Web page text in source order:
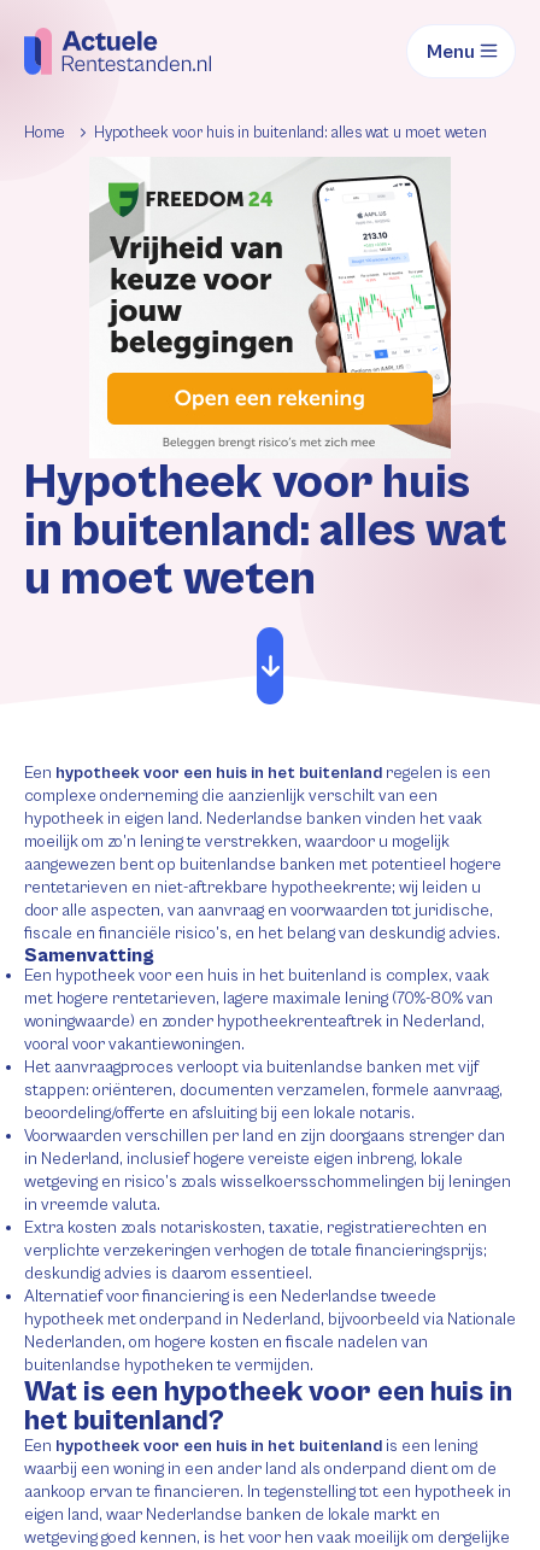
Menu
Home Hypotheek voor huis in buitenland: alles wat u moet weten
Hypotheek voor huis
in buitenland: alles wat
u moet weten
Een hypotheek voor een huis in het buitenland regelen is een
complexe onderneming die aanzienlijk verschilt van een
hypotheek in eigen land. Nederlandse banken vinden het vaak
moeilijk om zo’n lening te verstrekken, waardoor u mogelijk
aangewezen bent op buitenlandse banken met potentieel hogere
rentetarieven en niet-aftrekbare hypotheekrente; wij leiden u
door alle aspecten, van aanvraag en voorwaarden tot juridische,
fiscale en financiële risico’s, en het belang van deskundig advies.
Samenvatting
Een hypotheek voor een huis in het buitenland is complex, vaak
met hogere rentetarieven, lagere maximale lening (70%-80% van
woningwaarde) en zonder hypotheekrenteaftrek in Nederland,
vooral voor vakantiewoningen.
Het aanvraagproces verloopt via buitenlandse banken met vijf
stappen: oriënteren, documenten verzamelen, formele aanvraag,
beoordeling/offerte en afsluiting bij een lokale notaris.
Voorwaarden verschillen per land en zijn doorgaans strenger dan
in Nederland, inclusief hogere vereiste eigen inbreng, lokale
wetgeving en risico’s zoals wisselkoersschommelingen bij leningen
in vreemde valuta.
Extra kosten zoals notariskosten, taxatie, registratierechten en
verplichte verzekeringen verhogen de totale financieringsprijs;
deskundig advies is daarom essentieel.
Alternatief voor financiering is een Nederlandse tweede
hypotheek met onderpand in Nederland, bijvoorbeeld via Nationale
Nederlanden, om hogere kosten en fiscale nadelen van
buitenlandse hypotheken te vermijden.
Wat is een hypotheek voor een huis in
het buitenland?
Een hypotheek voor een huis in het buitenland is een lening
waarbij een woning in een ander land als onderpand dient om de
aankoop ervan te financieren. In tegenstelling tot een hypotheek in
eigen land, waar Nederlandse banken de lokale markt en
wetgeving goed kennen, is het voor hen vaak moeilijk om dergelijke